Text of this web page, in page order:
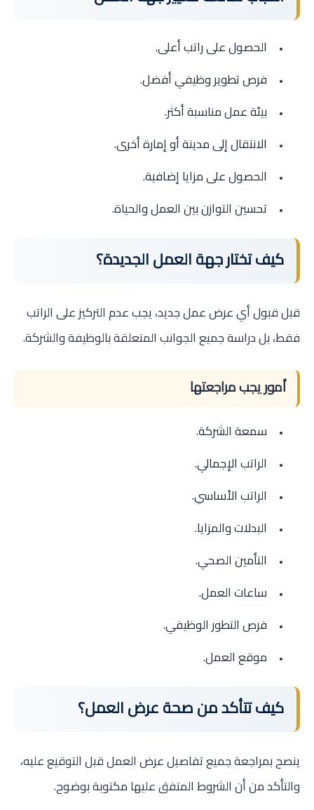
الحصول على راتب أعلى.
فرص تطوير وظيفي أفضل.
بيئة عمل مناسبة أكثر.
الانتقال إلى مدينة أو إمارة أخرى.
الحصول على مزايا إضافية.
تحسين التوازن بين العمل والحياة.
كيف تختار جهة العمل الجديدة؟
قبل قبول أي عرض عمل جديد، يجب عدم التركيز على الراتب
فقط، بل دراسة جميع الجوانب المتعلقة بالوظيفة والشركة.
أمور يجب مراجعتها
سمعة الشركة.
الراتب الإجمالي.
الراتب الأساسي.
البدلات والمزايا.
التأمين الصحي.
ساعات العمل.
فرص التطور الوظيفي.
موقع العمل.
كيف تتأكد من صحة عرض العمل؟
ينصح بمراجعة جميع تفاصيل عرض العمل قبل التوقيع عليه،
والتأكد من أن الشروط المتفق عليها مكتوبة بوضوح.